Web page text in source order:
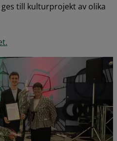
till kulturprojekt av olika